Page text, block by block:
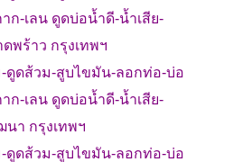
ก-เลน ดูดบ่อน้ำดี-น้ำเสีย-
ดพร้าว กรุงเทพฯ
-ดูดส้วม-สูบไขมัน-ลอกท่อ-บ่อ
ก-เลน ดูดบ่อน้ำดี-น้ำเสีย-
นา กรุงเทพฯ
-ดูดส้วม-สูบไขมัน-ลอกท่อ-บ่อ